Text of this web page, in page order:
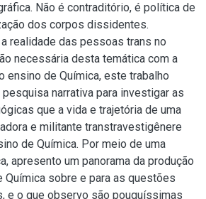
Não é contraditório, é política de
dos corpos dissidentes.
realidade das pessoas trans no
necessária desta temática com a
ensino de Química, este trabalho
narrativa para investigar as
que a vida e trajetória de uma
e militante transtravestigênere
de Química. Por meio de uma
apresento um panorama da produção
Química sobre e para as questões
e o que observo são pouquíssimas